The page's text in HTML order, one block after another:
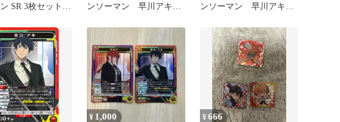
SR 3枚セット
ンソーマン 早川アキ
ンソーマン 早川アキ
¥ 1,000 ¥666